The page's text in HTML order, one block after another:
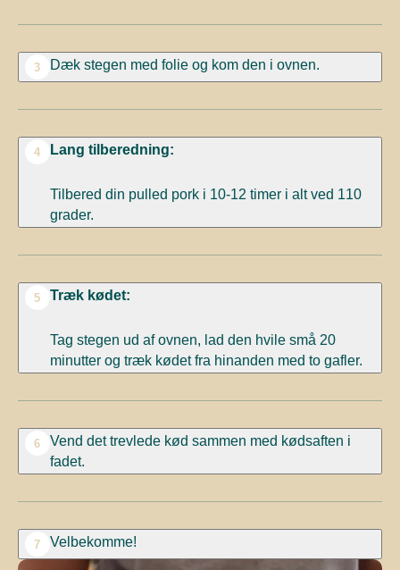
3 Dæk stegen med folie og kom den i ovnen.
4 Lang tilberedning:
Tilbered din pulled porki 10-12 timer i alt ved 110
grader.
5 Træk kødet:
Tag stegen ud af ovnen, lad den hvile små 20
minutter og træk kødet fra hinanden med to gafler.
6
Vend det trevlede kød sammen med kødsaften i
fadet.
7 Velbekomme!